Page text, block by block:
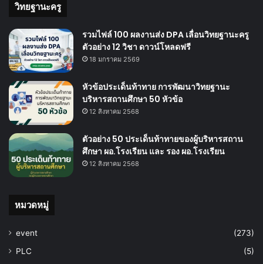
วิทยฐานะครู
รวมไฟล์ 100 ผลงานส่ง DPA เลื่อนวิทยฐานะครู
ตัวอย่าง 12 วิชา ดาวน์โหลดฟรี
18 มกราคม 2569
หัวข้อประเด็นท้าทาย การพัฒนาวิทยฐานะ
บริหารสถานศึกษา 50 หัวข้อ
12 สิงหาคม 2568
ตัวอย่าง 50 ประเด็นท้าทายของผู้บริหารสถาน
ศึกษา ผอ.โรงเรียน และ รอง ผอ.โรงเรียน
12 สิงหาคม 2568
หมวดหมู่
event
(273)
PLC
(5)